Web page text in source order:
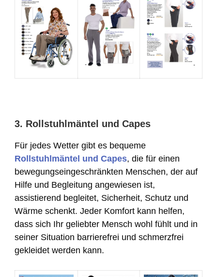
3. Rollstuhlmäntel und Capes
Für jedes Wetter gibt es bequeme
Rollstuhlmäntel und Capes, die für einen
bewegungseingeschränkten Menschen, der auf
Hilfe und Begleitung angewiesen ist,
assistierend begleitet, Sicherheit, Schutz und
Wärme schenkt. Jeder Komfort kann helfen,
dass sich Ihr geliebter Mensch wohl fühlt und in
seiner Situation barrierefrei und schmerzfrei
gekleidet werden kann.